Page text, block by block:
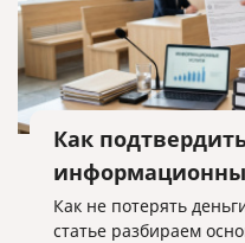
Как
Как не потерять
статье разбираем